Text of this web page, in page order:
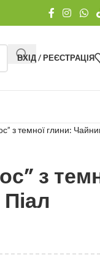
ВХІД / РЕЄСТРАЦІЯ
з темної глини:
з